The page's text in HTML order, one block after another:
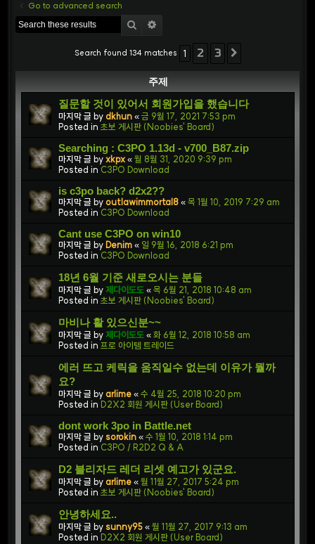
Go to advanced search
검색
Search found 134 matches 1 2 3
주제
질문할 것이 있어서 회원가입을 했습니다
마지막 글 by dkhun « 금 9월 17, 2021 7:53 pm
Posted in 초보 게시판 (Noobies' Board)
Searching : C3PO 1.13d - v700_B87.zip
마지막 글 by xkpx « 월 8월 31, 2020 9:39 pm
Posted in C3PO Download
is c3po back? d2x2??
마지막 글 by outlawimmortal8 « 목 1월 10, 2019 7:29 am
Posted in C3PO Download
Cant use C3PO on win10
마지막 글 by Denim « 일 9월 16, 2018 6:21 pm
Posted in C3PO Download
18년 6월 기준 새로오시는 분들
마지막 글 by 제다이도도 « 목 6월 21, 2018 10:48 am
Posted in 초보 게시판 (Noobies' Board)
마비나 활 있으신분~~
마지막 글 by 제다이도도 « 화 6월 12, 2018 10:58 am
Posted in 프로 아이템 트레이드
에러 뜨고 케릭을 움직일수 없는데 이유가 뭘까
요?
마지막 글 by arlime « 수 4월 25, 2018 10:20 pm
Posted in D2X2 회원 게시판 (User Board)
dont work 3po in Battle.net
마지막 글 by sorokin « 수 1월 10, 2018 1:14 pm
Posted in C3PO / R2D2 Q & A
D2 블리자드 레더 리셋 예고가 있군요.
마지막 글 by arlime « 월 11월 27, 2017 5:24 pm
Posted in 초보 게시판 (Noobies' Board)
안녕하세요..
마지막 글 by sunny95 « 월 11월 27, 2017 9:13 am
Posted in D2X2 회원 게시판 (User Board)